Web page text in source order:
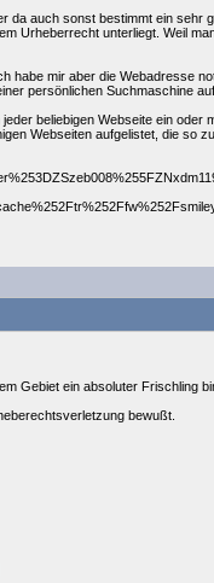
da auch sonst bestimmt ein sehr
Urheberrecht unterliegt. Weil
mir aber die Webadresse
persönlichen Suchmaschine
beliebigen Webseite ein oder
Webseiten aufgelistet, die so
Gebiet ein absoluter Frischling
bewußt.